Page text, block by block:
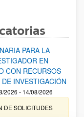
PARA LA
EN
CON RECURSOS
INVESTIGACIÓN
2026 - 14/08/2026
DE SOLICITUDES